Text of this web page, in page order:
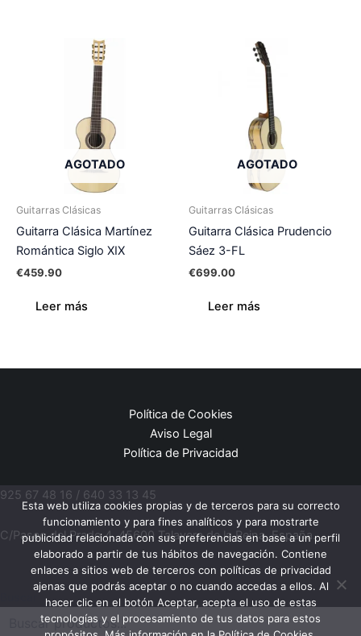
AGOTADO
Guitarras Clásicas
Guitarra Clásica Martínez
Romántica Siglo XIX
€459.90
Leer más
AGOTADO
Guitarras Clásicas
Guitarra Clásica Prudencio
Sáez 3-FL
€699.00
Leer más
Política de Cookies
Aviso Legal
Política de Privacidad
925 67 48 16 / 640 33 13 45
C/Paseo del Prado 4, 45600 Talavera de la Reina, España.
Esta web utiliza cookies propias y de terceros para su correcto
funcionamiento y para fines analíticos y para mostrarte
publicidad relacionada con sus preferencias en base a un perfil
elaborado a partir de tus hábitos de navegación. Contiene
enlaces a sitios web de terceros con políticas de privacidad
ajenas que podrás aceptar o no cuando accedas a ellos. Al
hacer clic en el botón Aceptar, acepta el uso de estas
tecnologías y el procesamiento de tus datos para estos